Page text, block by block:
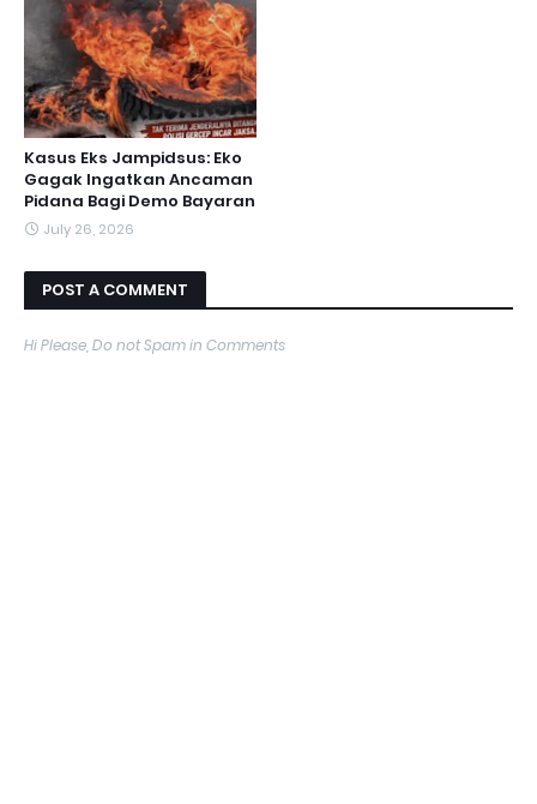
Kasus Eks Jampidsus: Eko
Gagak Ingatkan Ancaman
Pidana Bagi Demo Bayaran
July 26, 2026
POST A COMMENT
Hi Please, Do not Spam in Comments